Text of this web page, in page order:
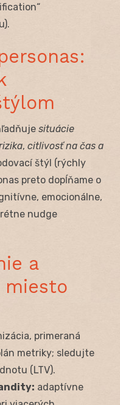
situácie
, citlivosť na čas a
štýl (rýchly
preto dopĺňame o
emocionálne,
nudge
a
miesto
primeraná
metriky; sledujte
(LTV).
adaptívne